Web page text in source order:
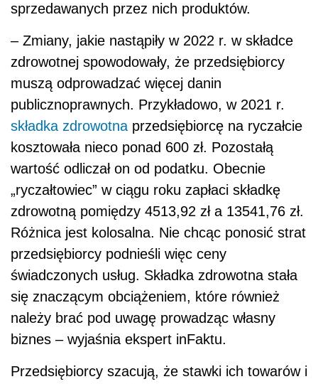
sprzedawanych przez nich produktów.
– Zmiany, jakie nastąpiły w 2022 r. w składce
zdrowotnej spowodowały, że przedsiębiorcy
muszą odprowadzać więcej danin
publicznoprawnych. Przykładowo, w 2021 r.
składka zdrowotna przedsiębiorcę na ryczałcie
kosztowała nieco ponad 600 zł. Pozostałą
wartość odliczał on od podatku. Obecnie
„ryczałtowiec” w ciągu roku zapłaci składkę
zdrowotną pomiędzy 4513,92 zł a 13541,76 zł.
Różnica jest kolosalna. Nie chcąc ponosić strat
przedsiębiorcy podnieśli więc ceny
świadczonych usług. Składka zdrowotna stała
się znaczącym obciążeniem, które również
należy brać pod uwagę prowadząc własny
biznes – wyjaśnia ekspert inFaktu.
Przedsiębiorcy szacują, że stawki ich towarów i